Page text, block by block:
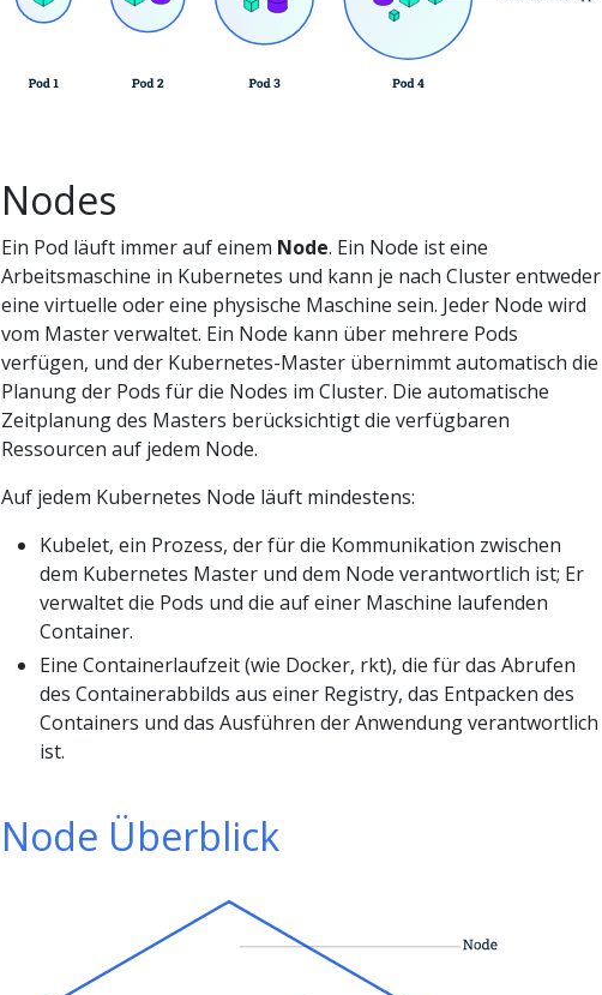
Nodes
Ein Pod läuft immer auf einem Node. Ein Node ist eine
Arbeitsmaschine in Kubernetes und kann je nach Cluster entweder
eine virtuelle oder eine physische Maschine sein. Jeder Node wird
vom Master verwaltet. Ein Node kann über mehrere Pods
verfügen, und der Kubernetes-Master übernimmt automatisch die
Planung der Pods für die Nodes im Cluster. Die automatische
Zeitplanung des Masters berücksichtigt die verfügbaren
Ressourcen auf jedem Node.
Auf jedem Kubernetes Node läuft mindestens:
Kubelet, ein Prozess, der für die Kommunikation zwischen
dem Kubernetes Master und dem Node verantwortlich ist; Er
verwaltet die Pods und die auf einer Maschine laufenden
Container.
Eine Containerlaufzeit (wie Docker, rkt), die für das Abrufen
des Containerabbilds aus einer Registry, das Entpacken des
Containers und das Ausführen der Anwendung verantwortlich
ist.
Node Überblick